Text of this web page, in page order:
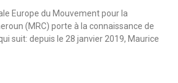
Europe du Mouvement pour la
(MRC) porte à la connaissance de
suit: depuis le 28 janvier 2019, Maurice